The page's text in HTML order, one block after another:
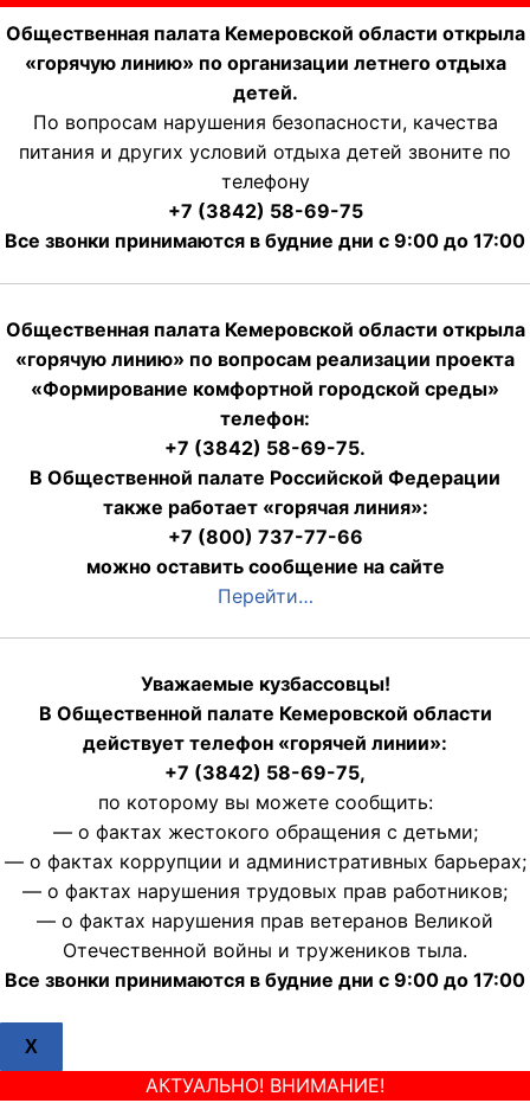
Общественная палата Кемеровской области открыла
«горячую линию» по организации летнего отдыха
детей.
По вопросам нарушения безопасности, качества
питания и других условий отдыха детей звоните по
телефону
+7 (3842) 58-69-75
Все звонки принимаются в будние дни с 9:00 до 17:00
Общественная палата Кемеровской области открыла
«горячую линию» по вопросам реализации проекта
«Формирование комфортной городской среды»
телефон:
+7 (3842) 58-69-75.
В Общественной палате Российской Федерации
также работает «горячая линия»:
+7 (800) 737-77-66
можно оставить сообщение на сайте
Перейти…
Уважаемые кузбассовцы!
В Общественной палате Кемеровской области
действует телефон «горячей линии»:
+7 (3842) 58-69-75,
по которому вы можете сообщить:
— о фактах жестокого обращения с детьми;
— о фактах коррупции и административных барьерах;
— о фактах нарушения трудовых прав работников;
— о фактах нарушения прав ветеранов Великой
Отечественной войны и тружеников тыла.
Все звонки принимаются в будние дни с 9:00 до 17:00
X
АКТУАЛЬНО! ВНИМАНИЕ!